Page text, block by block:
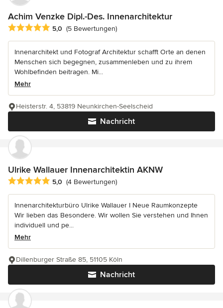
Achim Venzke Dipl.-Des. Innenarchitektur
Durchschnittliche Bewertung: 5 von 5 Sternen
5,0 (5 Bewertungen)
Innenarchitekt und Fotograf Architektur schafft Orte an denen
Menschen sich begegnen, zusammenleben und zu ihrem
Wohlbefinden beitragen. Mi...
Mehr
Nachricht
Heisterstr. 4, 53819 Neunkirchen-Seelscheid
Ulrike Wallauer Innenarchitektin AKNW
Durchschnittliche Bewertung: 5 von 5 Sternen
5,0 (4 Bewertungen)
Innenarchitekturbüro Ulrike Wallauer I Neue Raumkonzepte
Wir lieben das Besondere. Wir wollen Sie verstehen und Ihnen
individuell und pe...
Mehr
Nachricht
Dillenburger Straße 85, 51105 Köln